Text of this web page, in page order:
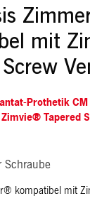
mit
Prothetik
Zimvie® Tapered
Schraube
kompatibel mit